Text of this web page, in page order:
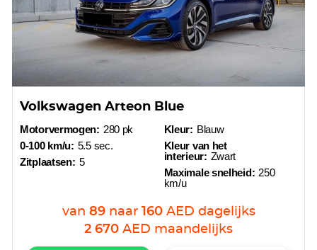
Volkswagen Arteon Blue
Motorvermogen: 280 pk
0-100 km/u: 5.5 sec.
Zitplaatsen: 5
Kleur: Blauw
Kleur van het
interieur: Zwart
Maximale snelheid: 250
km/u
van 89 naar 160 AED dagelijks
2 670 AED maandelijks